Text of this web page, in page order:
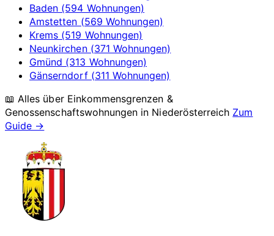
Baden (594 Wohnungen)
Amstetten (569 Wohnungen)
Krems (519 Wohnungen)
Neunkirchen (371 Wohnungen)
Gmünd (313 Wohnungen)
Gänserndorf (311 Wohnungen)
📖 Alles über Einkommensgrenzen &
Genossenschaftswohnungen in Niederösterreich Zum
Guide →